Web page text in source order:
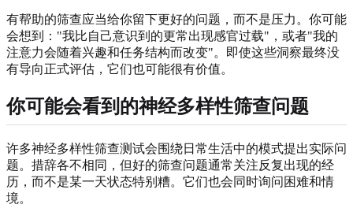
有帮助的筛查应当给你留下更好的问题，而不是压力。你可能
会想到："我比自己意识到的更常出现感官过载"，或者"我的
注意力会随着兴趣和任务结构而改变"。即使这些洞察最终没
有导向正式评估，它们也可能很有价值。
你可能会看到的神经多样性筛查问题
许多神经多样性筛查测试会围绕日常生活中的模式提出实际问
题。措辞各不相同，但好的筛查问题通常关注反复出现的经
历，而不是某一天状态特别糟。它们也会同时询问困难和情
境。